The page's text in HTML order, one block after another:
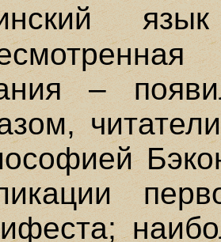
–